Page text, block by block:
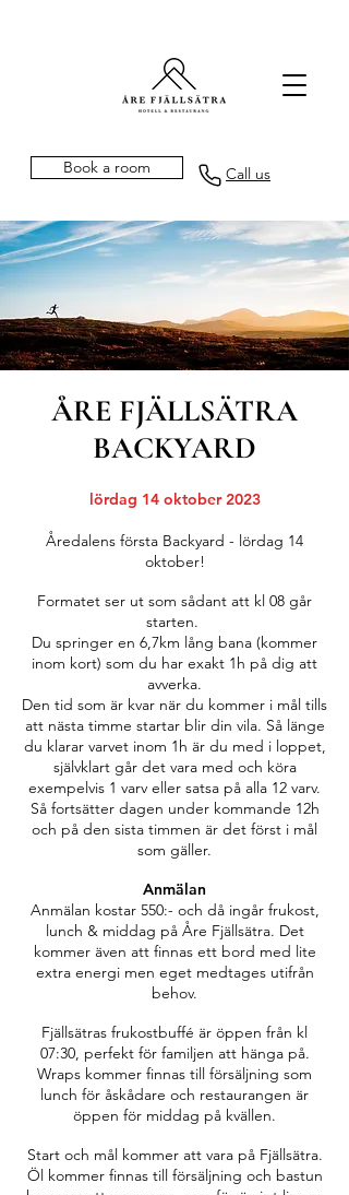
Book a room Call us
ÅRE FJÄLLSÄTRA
BACKYARD
lördag 14 oktober 2023
Åredalens första Backyard - lördag 14
oktober!
Formatet ser ut som sådant att kl 08 går
starten.
Du springer en 6,7km lång bana (kommer
inom kort) som du har exakt 1h på dig att
avverka.
Den tid som är kvar när du kommer i mål tills
att nästa timme startar blir din vila. Så länge
du klarar varvet inom 1h är du med i loppet,
självklart går det vara med och köra
exempelvis 1 varv eller satsa på alla 12 varv.
Så fortsätter dagen under kommande 12h
och på den sista timmen är det först i mål
som gäller.
Anmälan
Anmälan kostar 550:- och då ingår frukost,
lunch & middag på Åre Fjällsätra. Det
kommer även att finnas ett bord med lite
extra energi men eget medtages utifrån
behov.
Fjällsätras frukostbuffé är öppen från kl
07:30, perfekt för familjen att hänga på.
Wraps kommer finnas till försäljning som
lunch för åskådare och restaurangen är
öppen för middag på kvällen.
Start och mål kommer att vara på Fjällsätra.
Öl kommer finnas till försäljning och bastun